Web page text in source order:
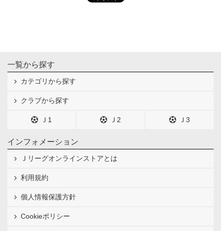
一覧から探す
カテゴリから探す
クラブから探す
Ｊ1 Ｊ2 Ｊ3
インフォメーション
Ｊリーグオンラインストアとは
利用規約
個人情報保護方針
Cookieポリシー